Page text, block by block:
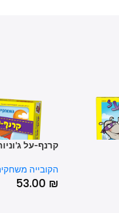
קרנף-על ג'וניור
הקובייה משחקים
53.00